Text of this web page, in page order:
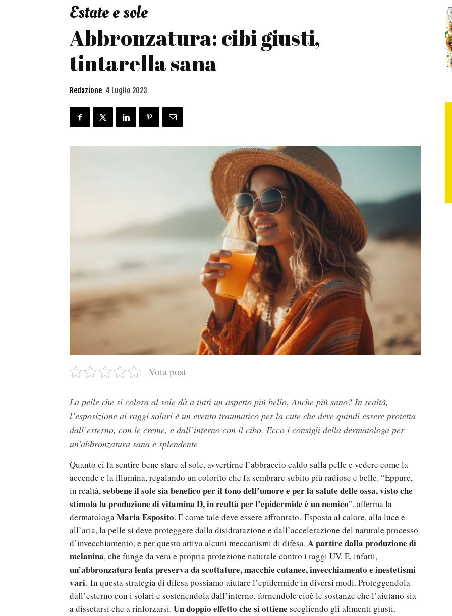
Estate e sole
Abbronzatura: cibi giusti,
tintarella sana
Redazione 4 Luglio 2023
Vota post
La pelle che si colora al sole dà a tutti un aspetto più bello. Anche più sano? In realtà,
l’esposizione ai raggi solari è un evento traumatico per la cute che deve quindi essere protetta
dall’esterno, con le creme, e dall’interno con il cibo. Ecco i consigli della dermatologa per
un'abbronzatura sana e splendente
Quanto ci fa sentire bene stare al sole, avvertirne l’abbraccio caldo sulla pelle e vedere come la
accende e la illumina, regalando un colorito che fa sembrare subito più radiose e belle. “Eppure,
in realtà,sebbene il sole sia benefico per il tono dell’umore e per la salute delle ossa, visto che
stimola la produzione di vitamina D, in realtà per l’epidermide è un nemico”, afferma la
dermatologaMaria Esposito. E come tale deve essere affrontato. Esposta al calore, alla luce e
all’aria, la pelle si deve proteggere dalla disidratazione e dall’accelerazione del naturale processo
d’invecchiamento, e per questo attiva alcuni meccanismi di difesa. A partire dalla produzione di
melanina, che funge da vera e propria protezione naturale contro i raggi UV. E, infatti,
un’abbronzatura lenta preserva da scottature, macchie cutanee, invecchiamento e inestetismi
vari. In questa strategia di difesa possiamo aiutare l’epidermide in diversi modi. Proteggendola
dall’esterno con i solari e sostenendola dall’interno, fornendole cioè le sostanze che l’aiutano sia
a dissetarsi che a rinforzarsi. Un doppio effetto che si ottiene scegliendo gli alimenti giusti.